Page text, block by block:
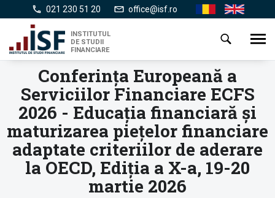
la
conţinutul
principal
021 230 51 20 office@isf.ro En
INSTITUTUL
DE STUDII
FINANCIARE
Conferinţa Europeană a
Serviciilor Financiare ECFS
2026 - Educația financiară și
maturizarea piețelor financiare
adaptate criteriilor de aderare
la OECD, Ediţia a X-a, 19-20
martie 2026